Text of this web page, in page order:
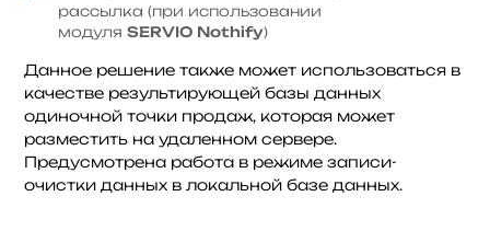
рассылка (при использовании
модуляSERVIO Nothify)
Данное решение также может использоваться в
качестве результирующей базы данных
одиночной точки продаж, которая может
разместить на удаленном сервере.
Предусмотрена работа в режиме записи-
очистки данных в локальной базе данных.